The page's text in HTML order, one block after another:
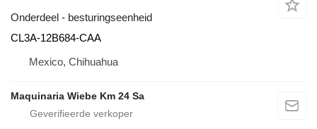
Onderdeel - besturingseenheid
CL3A-12B684-CAA
Mexico, Chihuahua
Maquinaria Wiebe Km 24 Sa